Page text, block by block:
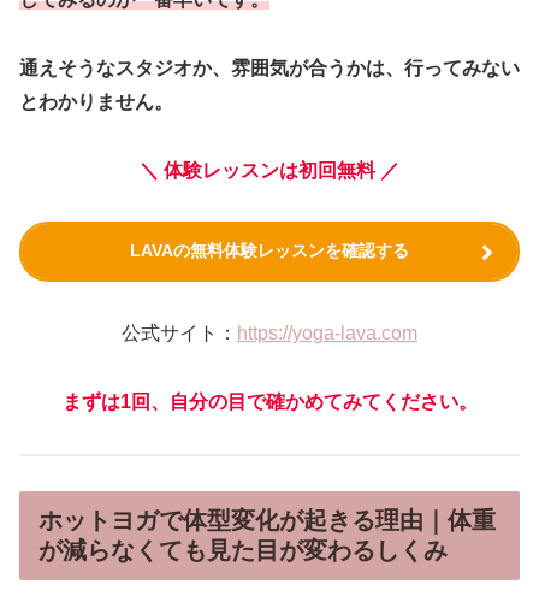
通えそうなスタジオか、雰囲気が合うかは、行ってみない
とわかりません。
＼ 体験レッスンは初回無料 ／
LAVAの無料体験レッスンを確認する
公式サイト： https://yoga-lava.com
まずは1回、自分の目で確かめてみてください。
ホットヨガで体型変化が起きる理由｜体重
が減らなくても見た目が変わるしくみ